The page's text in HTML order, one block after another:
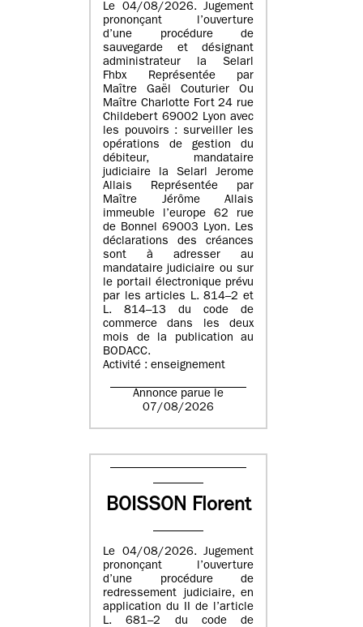
Le 04/08/2026. Jugement
prononçant l’ouverture
d’une procédure de
sauvegarde et désignant
administrateur la Selarl
Fhbx Représentée par
Maître Gaël Couturier Ou
Maître Charlotte Fort 24 rue
Childebert 69002 Lyon avec
les pouvoirs : surveiller les
opérations de gestion du
débiteur, mandataire
judiciaire la Selarl Jerome
Allais Représentée par
Maître Jérôme Allais
immeuble l’europe 62 rue
de Bonnel 69003 Lyon. Les
déclarations des créances
sont à adresser au
mandataire judiciaire ou sur
le portail électronique prévu
par les articles L. 814–2 et
L. 814–13 du code de
commerce dans les deux
mois de la publication au
BODACC.
Activité : enseignement
Annonce parue le
07/08/2026
BOISSON Florent
Le 04/08/2026. Jugement
prononçant l’ouverture
d’une procédure de
redressement judiciaire, en
application du II de l’article
L. 681–2 du code de